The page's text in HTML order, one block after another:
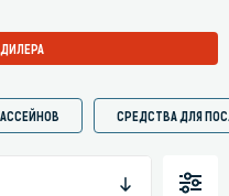
СРЕДСТВА ДЛЯ